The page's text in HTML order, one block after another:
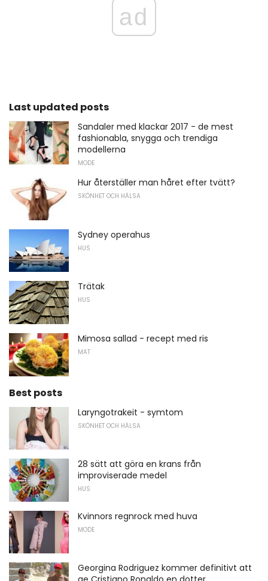
ad
Last updated posts
Sandaler med klackar 2017 - de mest
fashionabla, snygga och trendiga
modellerna
MODE
Hur återställer man håret efter tvätt?
SKÖNHET OCH HÄLSA
Sydney operahus
HUS
Trätak
HUS
Mimosa sallad - recept med ris
MAT
Best posts
Laryngotrakeit - symtom
SKÖNHET OCH HÄLSA
28 sätt att göra en krans från
improviserade medel
HUS
Kvinnors regnrock med huva
MODE
Georgina Rodriguez kommer definitivt att